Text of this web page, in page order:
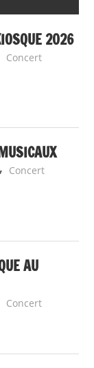
2026
admin9323
Concert
admin9323
Concert
AU
admin9323
Concert